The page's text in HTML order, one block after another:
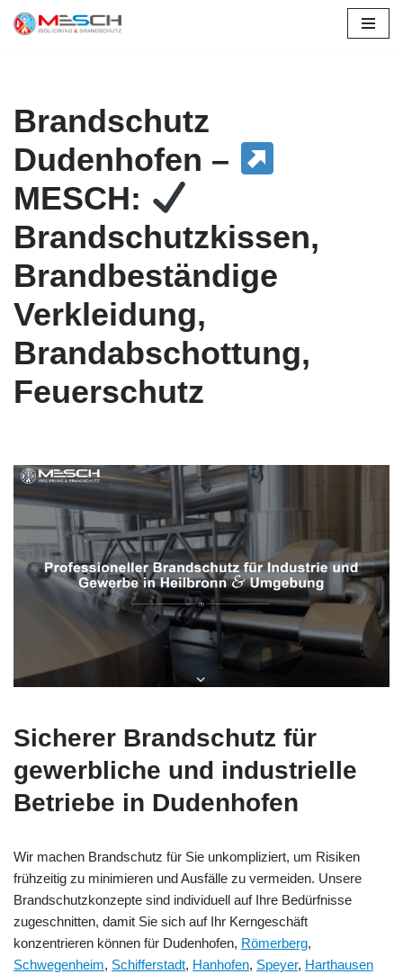
Brandschutz
Dudenhofen –
MESCH:
Brandschutzkissen,
Brandbeständige
Verkleidung,
Brandabschottung,
Feuerschutz
Sicherer Brandschutz für
gewerbliche und industrielle
Betriebe in Dudenhofen
Wir machen Brandschutz für Sie unkompliziert, um Risiken
frühzeitig zu minimieren und Ausfälle zu vermeiden. Unsere
Brandschutzkonzepte sind individuell auf Ihre Bedürfnisse
zugeschnitten, damit Sie sich auf Ihr Kerngeschäft
konzentrieren können für Dudenhofen, Römerberg,
Schwegenheim, Schifferstadt, Hanhofen, Speyer, Harthausen